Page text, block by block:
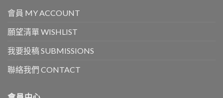
會員 MY ACCOUNT
願望清單 WISHLIST
我要投稿 SUBMISSIONS
聯絡我們 CONTACT